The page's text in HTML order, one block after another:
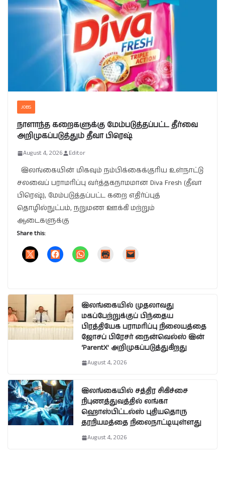
JOBS
நாளாந்த கறைகளுக்கு மேம்படுத்தப்பட்ட தீர்வை
அறிமுகப்படுத்தும் தீவா பிரெஷ்
August 4, 2026 Editor
இலங்கையின் மிகவும் நம்பிக்கைக்குரிய உள்நாட்டு
சலவைப் பராமரிப்பு வர்த்தகநாமமான Diva Fresh (தீவா
பிரெஷ்), மேம்படுத்தப்பட்ட கறை எதிர்ப்புத்
தொழில்நுட்பம், நறுமண ஊக்கி மற்றும்
ஆடைகளுக்கு
Share this:
இலங்கையில் முதலாவது
மகப்பேற்றுக்குப் பிந்தைய
பிரத்தியேக பராமரிப்பு நிலையத்தை
ஜோசப் பிரேசர் நைன்வெல்ஸ் இன்
‘ParentX’ அறிமுகப்படுத்துகிறது
August 4, 2026
இலங்கையில் சத்திர சிகிச்சை
நிபுணத்துவத்தில் லங்கா
ஹொஸ்பிட்டல்ஸ் புதியதொரு
தரநியமத்தை நிலைநாட்டியுள்ளது
August 4, 2026